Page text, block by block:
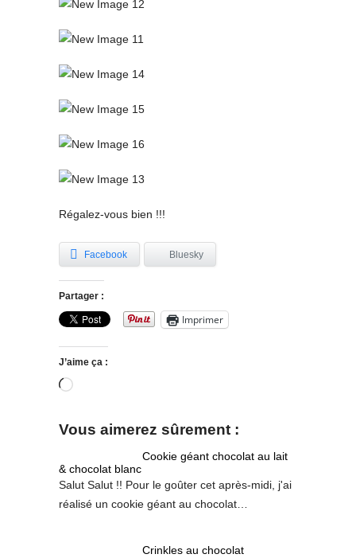
Régalez-vous bien !!!
Facebook Bluesky
Partager :
Imprimer
J’aime ça :
Chargement…
Vous aimerez sûrement :
Cookie géant chocolat au lait
& chocolat blanc
Salut Salut !! Pour le goûter cet après-midi, j'ai
réalisé un cookie géant au chocolat…
Crinkles au chocolat